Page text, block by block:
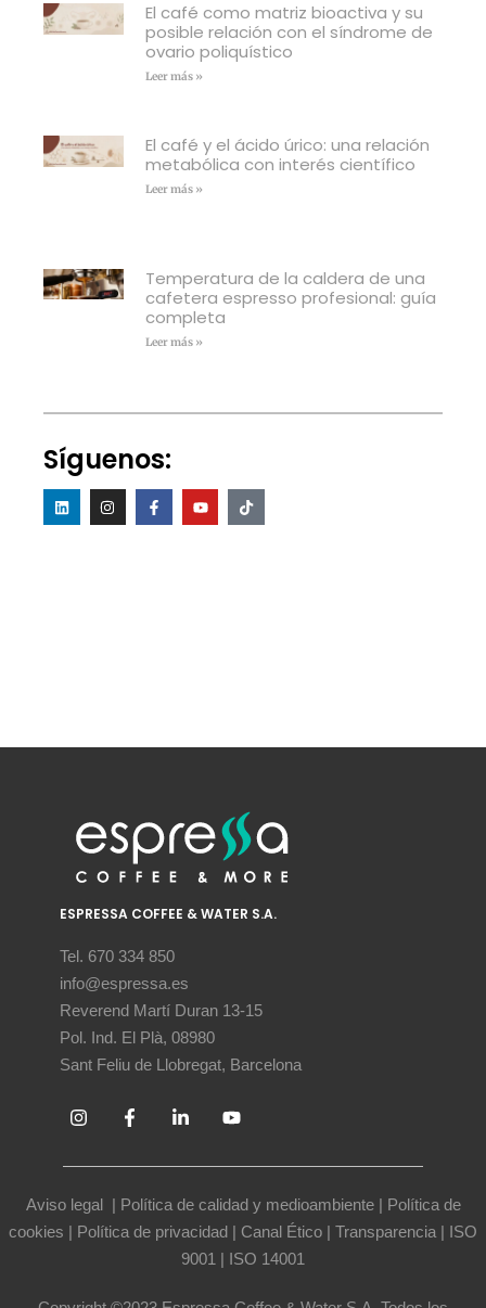
El café como matriz bioactiva y su
posible relación con el síndrome de
ovario poliquístico
Leer más »
El café y el ácido úrico: una relación
metabólica con interés científico
Leer más »
Temperatura de la caldera de una
cafetera espresso profesional: guía
completa
Leer más »
Síguenos:
ESPRESSA COFFEE & WATER S.A.
Tel. 670 334 850
info@espressa.es
Reverend Martí Duran 13-15
Pol. Ind. El Plà, 08980
Sant Feliu de Llobregat, Barcelona
Aviso legal | Política de calidad y medioambiente| Política de
cookies | Política de privacidad | Canal Ético | Transparencia | ISO
9001 | ISO 14001